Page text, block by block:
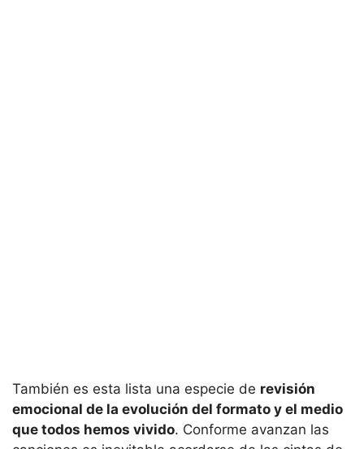
También es esta lista una especie de revisión
emocional de la evolución del formato y el medio
que todos hemos vivido. Conforme avanzan las